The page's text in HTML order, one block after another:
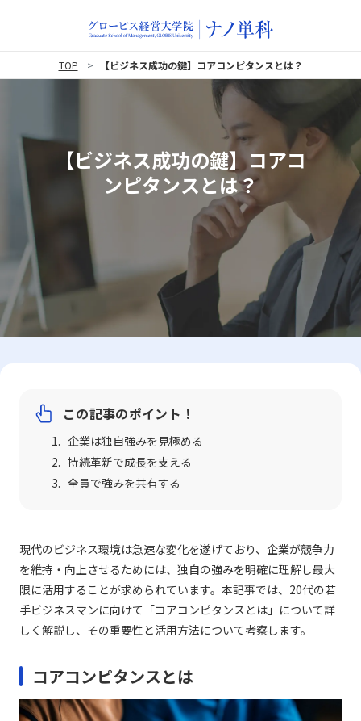
TOP 【ビジネス成功の鍵】コアコンピタンスとは？
【ビジネス成功の鍵】コアコ
ンピタンスとは？
この記事のポイント！
企業は独自強みを見極める
持続革新で成長を支える
全員で強みを共有する
現代のビジネス環境は急速な変化を遂げており、企業が競争力
を維持・向上させるためには、独自の強みを明確に理解し最大
限に活用することが求められています。本記事では、20代の若
手ビジネスマンに向けて「コアコンピタンスとは」について詳
しく解説し、その重要性と活用方法について考察します。
コアコンピタンスとは